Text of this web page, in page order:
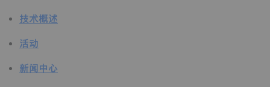
技术概述
活动
新闻中心